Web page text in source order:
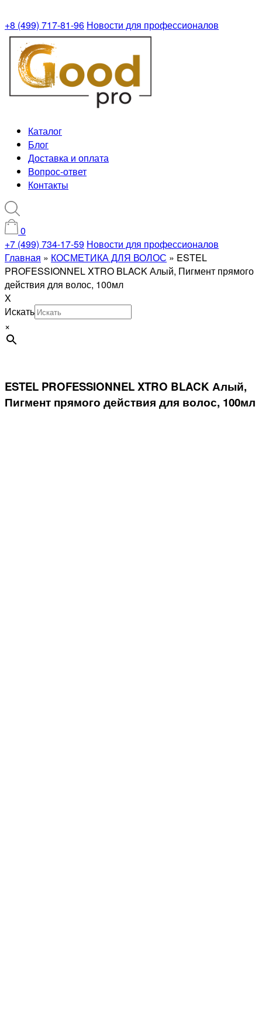
+8 (499) 717-81-96 Новости для профессионалов
Каталог
Блог
Доставка и оплата
Вопрос-ответ
Контакты
0
+7 (499) 734-17-59 Новости для профессионалов
Главная » КОСМЕТИКА ДЛЯ ВОЛОС » ESTEL
PROFESSIONNEL XTRO BLACK Алый, Пигмент прямого
действия для волос, 100мл
X
Искать
×
ESTEL PROFESSIONNEL XTRO BLACK Алый,
Пигмент прямого действия для волос, 100мл